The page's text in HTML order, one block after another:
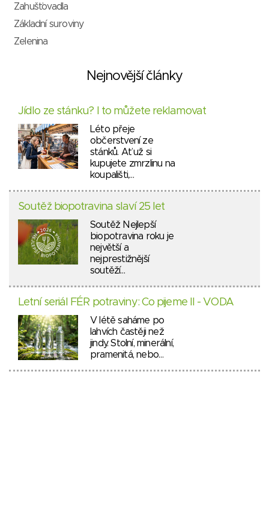
Zahušťovadla
Základní suroviny
Zelenina
Nejnovější články
Jídlo ze stánku? I to můžete reklamovat
Léto přeje
občerstvení ze
stánků. Ať už si
kupujete zmrzlinu na
koupališti,…
Soutěž biopotravina slaví 25 let
Soutěž Nejlepší
biopotravina roku je
největší a
nejprestižnější
soutěží…
Letní seriál FÉR potraviny: Co pijeme II - VODA
V létě saháme po
lahvích častěji než
jindy. Stolní, minerální,
pramenitá, nebo…